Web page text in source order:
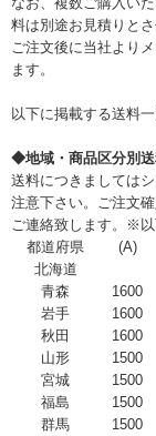
料は別途お見積りと
ご注文後に当社より
ます。
以下に掲載する送料
◆地域・商品区分別送
送料につきましては
注意下さい。ご注文
ご連絡致します。※以
都道府県
(A)
北海道
青森
1600
岩手
1600
秋田
1600
山形
1500
宮城
1500
福島
1500
群馬
1500